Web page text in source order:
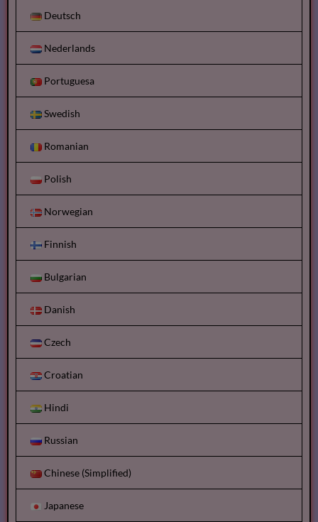
Deutsch
Nederlands
Portuguesa
Swedish
Romanian
Polish
Norwegian
Finnish
Bulgarian
Danish
Czech
Croatian
Hindi
Russian
Chinese (Simplified)
Japanese